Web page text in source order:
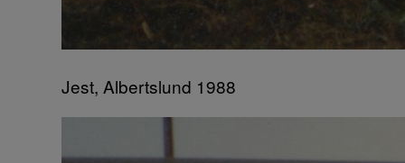
Jest, Albertslund 1988